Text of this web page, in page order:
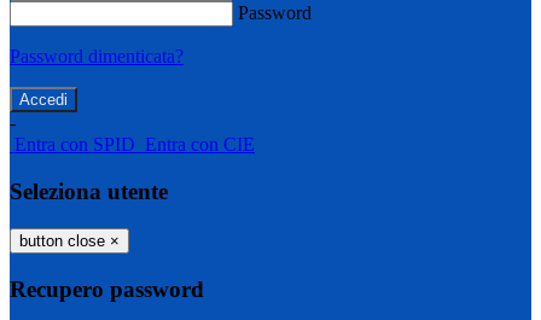
Password
Password dimenticata?
-
Entra con SPID Entra con CIE
Seleziona utente
button close ×
Recupero password